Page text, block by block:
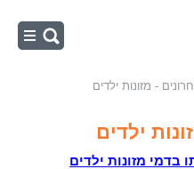
- מזונות ילדים
ילדים
מזונות ילדים